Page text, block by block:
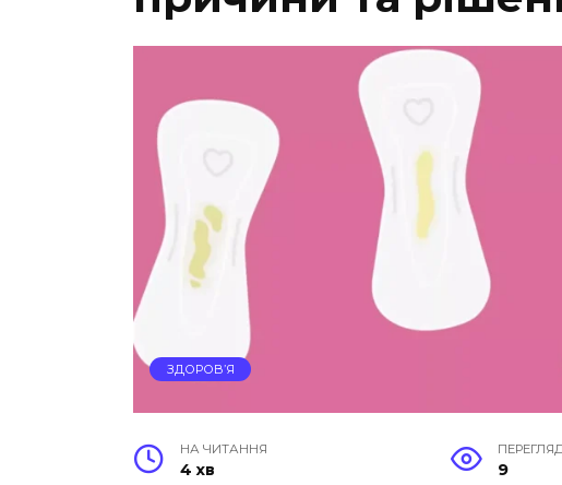
ЗДОРОВ’Я
НА ЧИТАННЯ
4 хв 9